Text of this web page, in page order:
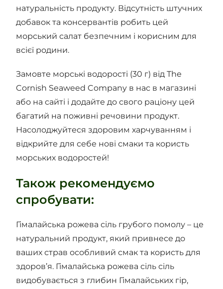
натуральність продукту. Відсутність штучних
добавок та консервантів робить цей
морський салат безпечним і корисним для
всієї родини.
Замовте морські водорості (30 г) від The
Cornish Seaweed Company в нас в магазині
або на сайті і додайте до свого раціону цей
багатий на поживні речовини продукт.
Насолоджуйтеся здоровим харчуванням і
відкрийте для себе нові смаки та користь
морських водоростей!
Також рекомендуємо
спробувати:
Гімалайська рожева сіль грубого помолу – це
натуральний продукт, який привнесе до
ваших страв особливий смак та користь для
здоров’я. Гімалайська рожева сіль сіль
видобувається з глибин Гімалайських гір,